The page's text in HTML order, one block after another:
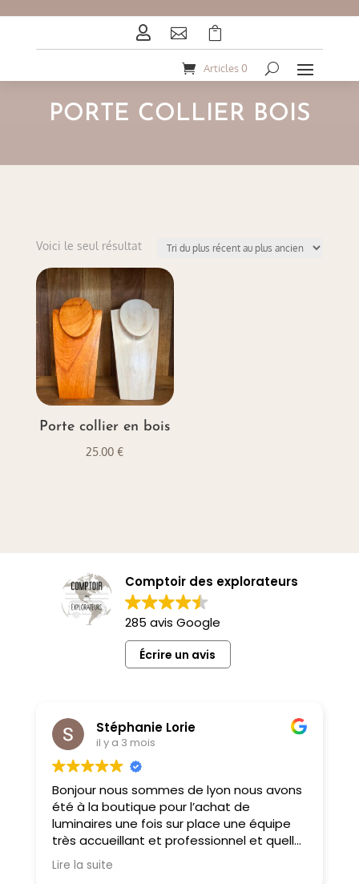
  
Articles 0
PORTE COLLIER BOIS
Voici le seul résultat
Porte collier en bois
25.00€
Comptoir des explorateurs
285 avis Google
Écrire un avis
Stéphanie Lorie
il y a 3 mois
Bonjour nous sommes de lyon nous avons
été à la boutique pour l’achat de
luminaires une fois sur place une équipe
très accueillant et professionnel et quelle
choix on ne sait pas où donner de la tête
tellement il y a des choses magnifiques
Lire la suite